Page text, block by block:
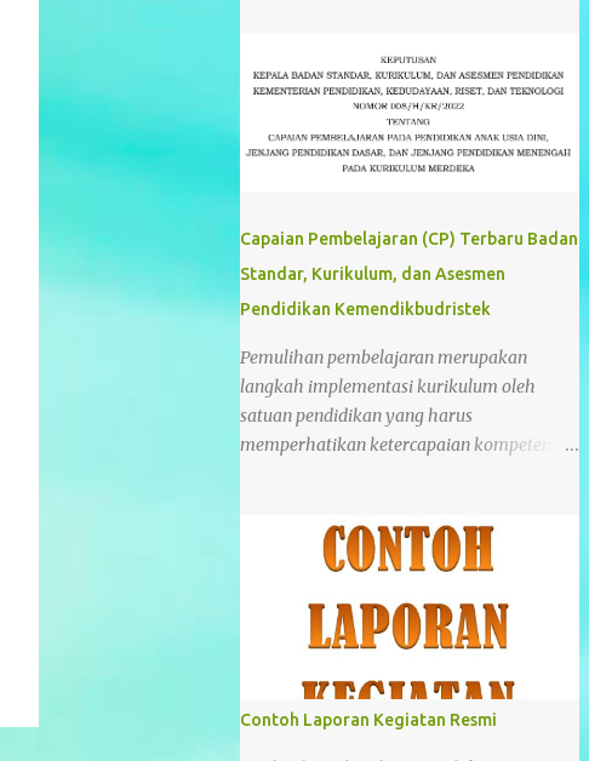
Capaian Pembelajaran (CP) Terbaru Badan
Standar, Kurikulum, dan Asesmen
Pendidikan Kemendikbudristek
Pemulihan pembelajaran merupakan
langkah implementasi kurikulum oleh
satuan pendidikan yang harus
memperhatikan ketercapaian kompetensi
Salah satu opsi pemulihan pembelajaran
guna mengatasi ketertinggalan
menerapkan Kurikulum Merdeka.
Kurikulum Merdeka adalah kurikulum
dengan pembelajaran intrakurikuler yang
beragam di mana konten akan lebih
optimal agar peserta didik memiliki cukup
Contoh Laporan Kegiatan Resmi